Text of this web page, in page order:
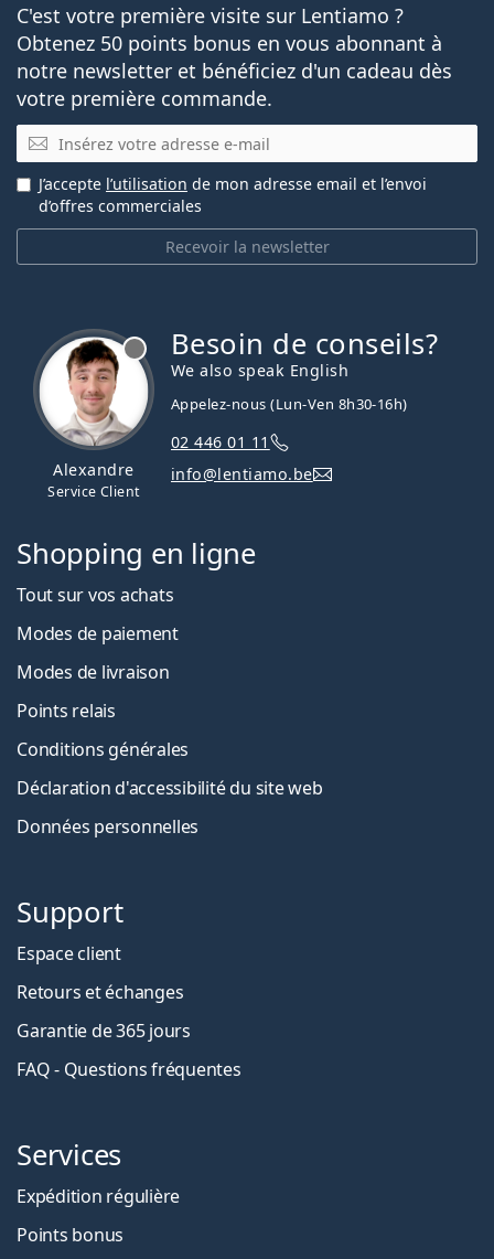
C'est votre première visite sur Lentiamo ?
Obtenez 50 points bonus en vous abonnant à
notre newsletter et bénéficiez d'un cadeau dès
votre première commande.
E-mail
Recevoir la newsletter
J’accepte l’utilisation de mon adresse email et l’envoi
d’offres commerciales
Alexandre
Service Client
Besoin de conseils?
We also speak English
Appelez-nous (Lun-Ven 8h30-16h)
02 446 01 11
info@lentiamo.be
Shopping en ligne
Tout sur vos achats
Modes de paiement
Modes de livraison
Points relais
Conditions générales
Déclaration d'accessibilité du site web
Données personnelles
Support
Espace client
Retours et échanges
Garantie de 365 jours
FAQ - Questions fréquentes
Services
Expédition régulière
Points bonus